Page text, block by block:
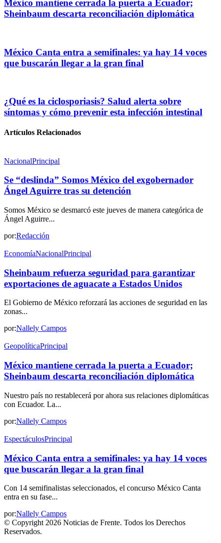
México mantiene cerrada la puerta a Ecuador;
Sheinbaum descarta reconciliación diplomática
México Canta entra a semifinales: ya hay 14 voces
que buscarán llegar a la gran final
¿Qué es la ciclosporiasis? Salud alerta sobre
síntomas y cómo prevenir esta infección intestinal
Artículos Relacionados
NacionalPrincipal
Se “deslinda” Somos México del exgobernador
Ángel Aguirre tras su detención
Somos México se desmarcó este jueves de manera categórica de
Ángel Aguirre...
por:Redacción
EconomíaNacionalPrincipal
Sheinbaum refuerza seguridad para garantizar
exportaciones de aguacate a Estados Unidos
El Gobierno de México reforzará las acciones de seguridad en las
zonas...
por:Nallely Campos
GeopolíticaPrincipal
México mantiene cerrada la puerta a Ecuador;
Sheinbaum descarta reconciliación diplomática
Nuestro país no restablecerá por ahora sus relaciones diplomáticas
con Ecuador. La...
por:Nallely Campos
EspectáculosPrincipal
México Canta entra a semifinales: ya hay 14 voces
que buscarán llegar a la gran final
Con 14 semifinalistas seleccionados, el concurso México Canta
entra en su fase...
por:Nallely Campos
© Copyright 2026 Noticias de Frente. Todos los Derechos
Reservados.